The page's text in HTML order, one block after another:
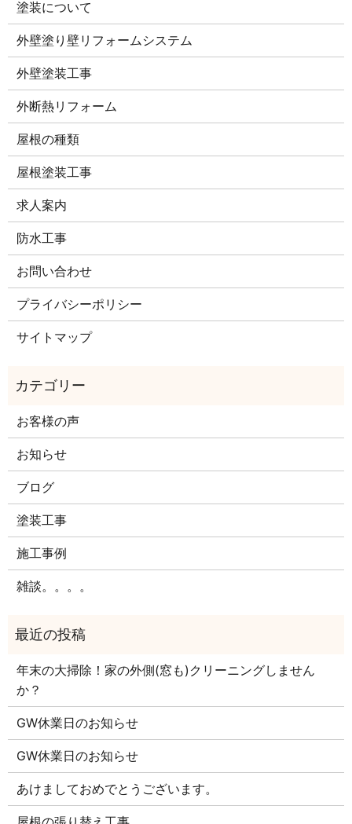
塗装について
外壁塗り壁リフォームシステム
外壁塗装工事
外断熱リフォーム
屋根の種類
屋根塗装工事
求人案内
防水工事
お問い合わせ
プライバシーポリシー
サイトマップ
お客様の声
お知らせ
ブログ
塗装工事
施工事例
雑談。。。。
年末の大掃除！家の外側(窓も)クリーニングしません
か？
GW休業日のお知らせ
GW休業日のお知らせ
あけましておめでとうございます。